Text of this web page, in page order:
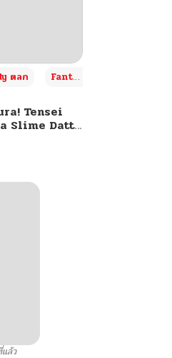
+4
ตลก Fantasy แฟนตาซี
Tensei
Slime Datta
ล้ว